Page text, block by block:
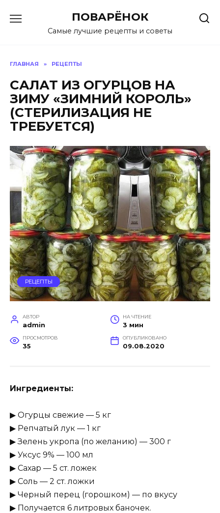
содержанию
ПОВАРЁНОК
Самые лучшие рецепты и советы
ГЛАВНАЯ » РЕЦЕПТЫ
САЛАТ ИЗ ОГУРЦОВ НА
ЗИМУ «ЗИМНИЙ КОРОЛЬ»
(СТЕРИЛИЗАЦИЯ НЕ
ТРЕБУЕТСЯ)
РЕЦЕПТЫ
АВТОР
admin
НА ЧТЕНИЕ
3 мин
ПРОСМОТРОВ
35
ОПУБЛИКОВАНО
09.08.2020
Ингредиенты:
▶ Огурцы свежие — 5 кг
▶ Репчатый лук — 1 кг
▶ Зелень укропа (по желанию) — 300 г
▶ Уксус 9% — 100 мл
▶ Сахар — 5 ст. ложек
▶ Соль — 2 ст. ложки
▶ Черный перец (горошком) — по вкусу
▶ Получается 6 литровых баночек.